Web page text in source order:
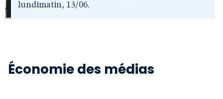
lundimatin, 13/06.
Économie des médias